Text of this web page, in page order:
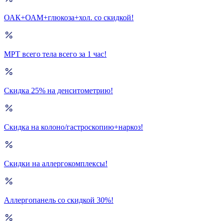
ОАК+ОАМ+глюкоза+хол. со скидкой!
МРТ всего тела всего за 1 час!
Скидка 25% на денситометрию!
Скидка на колоно/гастроскопию+наркоз!
Скидки на аллергокомплексы!
Аллергопанель со скидкой 30%!